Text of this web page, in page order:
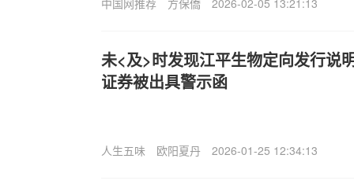
中国网推荐 方保僑 2026-02-05 13:21:13
未<及>时发现江平生物定向发行说
证券被出具警示函
人生五味 欧阳夏丹 2026-01-25 12:34:13